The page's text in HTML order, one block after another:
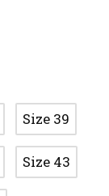
Size 39
Size 43